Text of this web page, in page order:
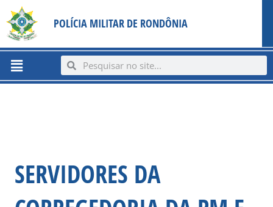
content
para
conteúdo
POLÍCIA MILITAR DE RONDÔNIA
Menu SearchSearch
SERVIDORES DA